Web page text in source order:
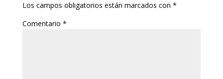
Los campos obligatorios están marcados con *
Comentario *